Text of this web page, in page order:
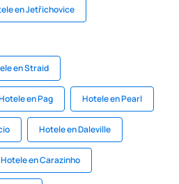
en Jetřichovice
en Straid
en Pag Hotele en Pearl
Hotele en Daleville
Hotele en Carazinho